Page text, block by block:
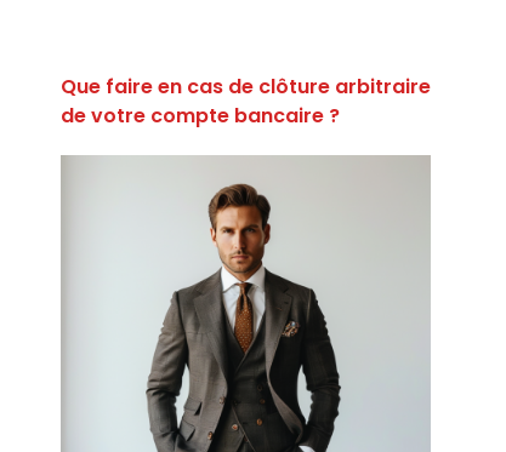
Que faire en cas de clôture arbitraire
de votre compte bancaire ?